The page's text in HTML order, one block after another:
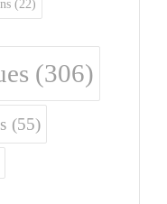
(22)
(306)
(55)